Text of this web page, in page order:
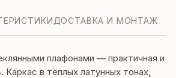
ДОСТАВКА И МОНТАЖ
плафонами — практичная и
Каркас в тёплых латунных тонах,